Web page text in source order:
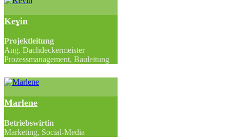
Kevin
Projektleitung
Ang. Dachdeckermeister
Prozessmanagement, Bauleitung
Marlene
Betriebswirtin
Marketing, Social-Media